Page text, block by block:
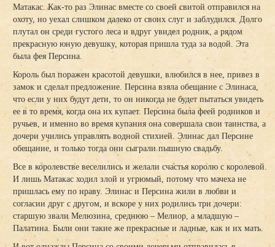
Матакас. Как-то раз Элинас вместе со своей свитой отправился на
охоту, но уехал слишком далеко от своих слуг и заблудился. Долго
плутал он среди густого леса и вдруг увидел родник, а рядом
прекрасную юную девушку, которая пришла туда за водой. Эта
была фея Персина.
Король был поражен красотой девушки, влюбился в нее, привез в
замок и сделал предложение. Персина взяла обещание с Элинаса,
что если у них будут дети, то он никогда не будет пытаться увидеть
ее в то время, когда она их купает. Персина была феей родников и
ручьев, и именно во время купания она совершала свои таинства, а
дочери учились управлять водной стихией. Элинас дал Персине
обещание, и только тогда они сыграли пышную свадьбу.
Все в королевстве веселились и желали счастья королю с королевой.
И лишь Матакас ходил злой и угрюмый, потому что мачеха не
пришлась ему по нраву. Элинас и Персина жили в любви и
согласии друг с другом, и вскоре у них родились три дочери:
старшую звали Мелюзина, среднюю – Мелиор, а младшую –
Палатина. Были они такие же прекрасные и ладные, как и их мать.